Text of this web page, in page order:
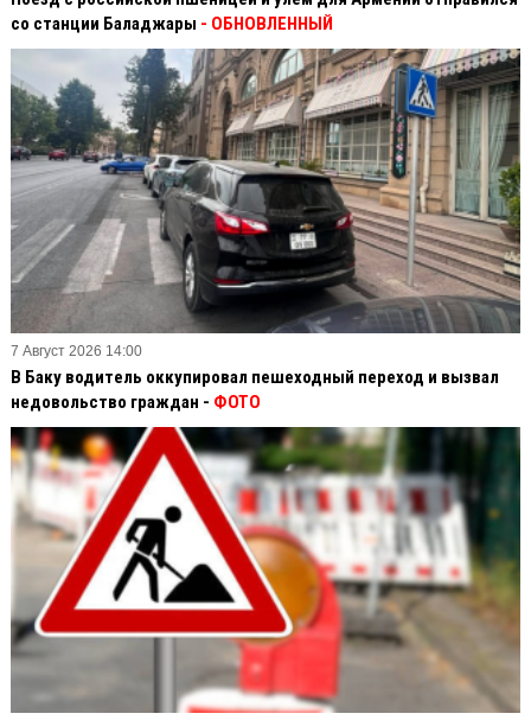
со станции Баладжары - ОБНОВЛЕННЫЙ
7 Август 2026 14:00
В Баку водитель оккупировал пешеходный переход и вызвал
недовольство граждан - ФОТО